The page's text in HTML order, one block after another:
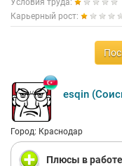
Условия труда:
Карьерный рост:
esqin
Город: Краснодар
Плюсы в работе